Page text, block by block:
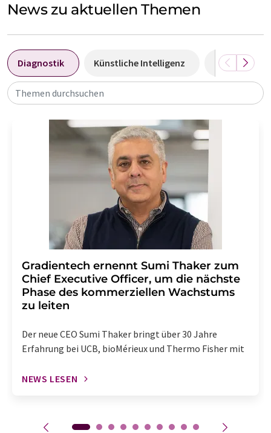
News zu aktuellen Themen
Diagnostik Künstliche Intelligenz Biomarker
Themen durchsuchen
Gradientech ernennt Sumi Thaker zum
Chief Executive Officer, um die nächste
Phase des kommerziellen Wachstums
zu leiten
Der neue CEO Sumi Thaker bringt über 30 Jahre
Erfahrung bei UCB, bioMérieux und Thermo Fisher mit
NEWS LESEN